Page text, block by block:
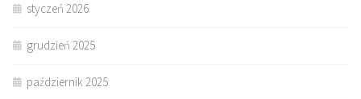
styczeń 2026
grudzień 2025
październik 2025